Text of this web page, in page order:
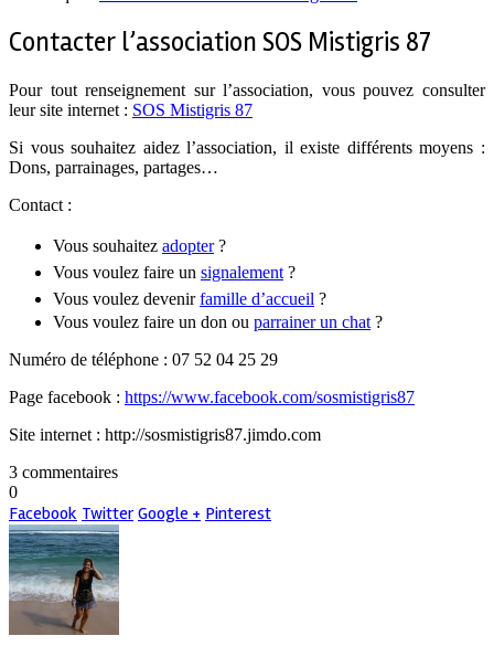
Contacter l’association SOS Mistigris 87
Pour tout renseignement sur l’association, vous pouvez consulter
leur site internet : SOS Mistigris 87
Si vous souhaitez aidez l’association, il existe différents moyens :
Dons, parrainages, partages…
Contact :
Vous souhaitez adopter ?
Vous voulez faire un signalement ?
Vous voulez devenir famille d’accueil ?
Vous voulez faire un don ou parrainer un chat ?
Numéro de téléphone : 07 52 04 25 29
Page facebook : https://www.facebook.com/sosmistigris87
Site internet : http://sosmistigris87.jimdo.com
3 commentaires
0
Facebook Twitter Google + Pinterest